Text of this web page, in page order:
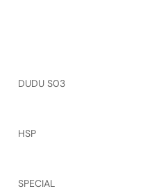
DUDU S03
HSP
SPECIAL